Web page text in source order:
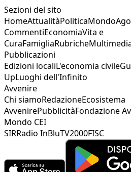
Sezioni del sito
HomeAttualitàPoliticaMondo
CommentiEconomiaVita e
CuraFamigliaRubriche
Pubblicazioni
Edizioni localiL'economia civile
UpLuoghi dell'Infinito
Avvenire
Chi siamoRedazioneEcosistema
AvvenirePubblicitàFondazione
Mondo CEI
SIRRadio InBluTV2000FISC